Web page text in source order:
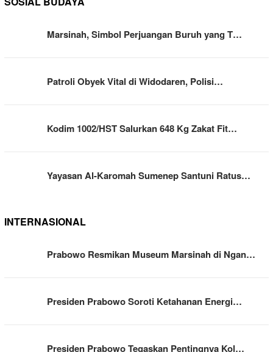
Marsinah, Simbol Perjuangan Buruh yang T…
Patroli Obyek Vital di Widodaren, Polisi…
Kodim 1002/HST Salurkan 648 Kg Zakat Fit…
Yayasan Al-Karomah Sumenep Santuni Ratus…
INTERNASIONAL
Prabowo Resmikan Museum Marsinah di Ngan…
Presiden Prabowo Soroti Ketahanan Energi…
Presiden Prabowo Tegaskan Pentingnya Kol…